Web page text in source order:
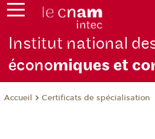
Institut national
économiques et
Accueil Certificats de spécialisation